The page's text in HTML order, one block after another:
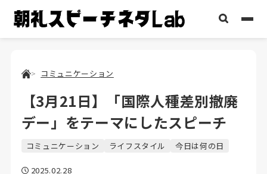
コミュニケーション
【3月21日】「国際人種差別撤廃
デー」をテーマにしたスピーチ
コミュニケーション ライフスタイル 今日は何の日
2025.02.28